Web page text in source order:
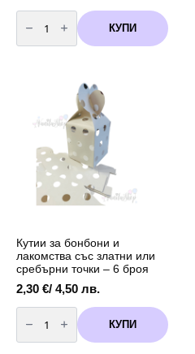
количество
за
Парти
свирки
КУПИ
Кутии за бонбони и
лакомства със златни или
сребърни точки – 6 броя
2,30 €/ 4,50 лв.
количество
за
Кутии
за
КУПИ